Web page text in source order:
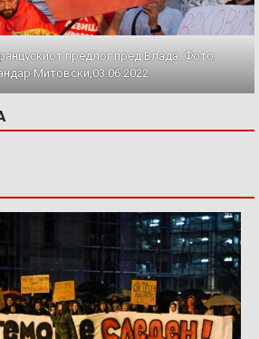
предлог пред Влада. Фото:
Митовски,03.06.2022